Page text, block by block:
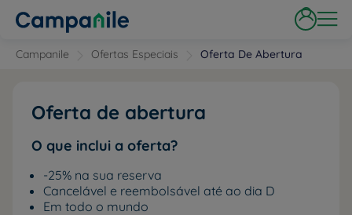
Campanile Ofertas Especiais Oferta De Abertura
Oferta de abertura
O que inclui a oferta?
-25% na sua reserva
Cancelável e reembolsável até ao dia D
Em todo o mundo